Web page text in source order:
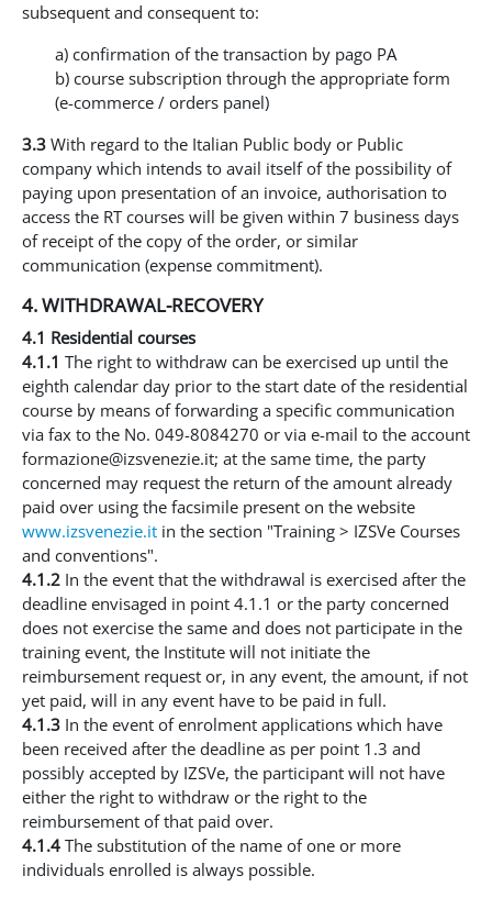
subsequent and consequent to:
a) confirmation of the transaction by pago PA
b) course subscription through the appropriate form
(e-commerce / orders panel)
3.3 With regard to the Italian Public body or Public
company which intends to avail itself of the possibility of
paying upon presentation of an invoice, authorisation to
access the RT courses will be given within 7 business days
of receipt of the copy of the order, or similar
communication (expense commitment).
4. WITHDRAWAL-RECOVERY
4.1 Residential courses
4.1.1 The right to withdraw can be exercised up until the
eighth calendar day prior to the start date of the residential
course by means of forwarding a specific communication
via fax to the No. 049-8084270 or via e-mail to the account
formazione@izsvenezie.it; at the same time, the party
concerned may request the return of the amount already
paid over using the facsimile present on the website
www.izsvenezie.it in the section "Training > IZSVe Courses
and conventions".
4.1.2 In the event that the withdrawal is exercised after the
deadline envisaged in point 4.1.1 or the party concerned
does not exercise the same and does not participate in the
training event, the Institute will not initiate the
reimbursement request or, in any event, the amount, if not
yet paid, will in any event have to be paid in full.
4.1.3 In the event of enrolment applications which have
been received after the deadline as per point 1.3 and
possibly accepted by IZSVe, the participant will not have
either the right to withdraw or the right to the
reimbursement of that paid over.
4.1.4 The substitution of the name of one or more
individuals enrolled is always possible.